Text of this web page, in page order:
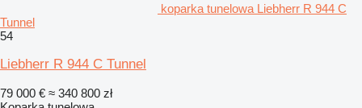
koparka tunelowa Liebherr R 944 C
Tunnel
54
Liebherr R 944 C Tunnel
79 000 € ≈ 340 800 zł